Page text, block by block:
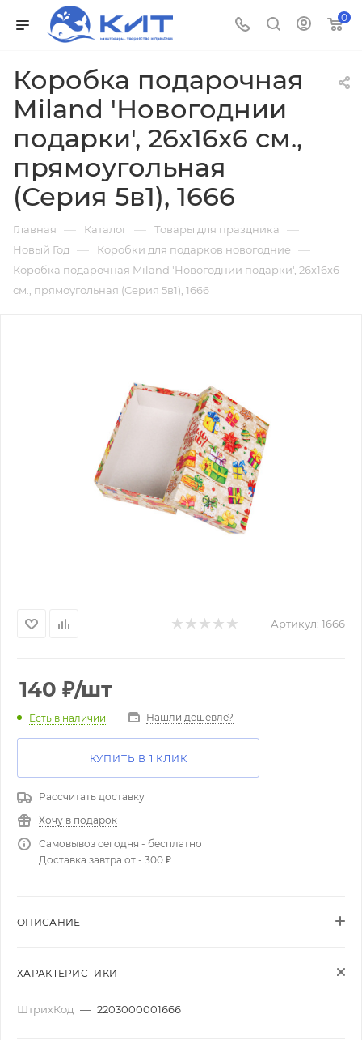
0
Коробка подарочная
Miland 'Новогоднии
подарки', 26х16х6 см.,
прямоугольная
(Серия 5в1), 1666
Главная — Каталог — Товары для праздника —
Новый Год — Коробки для подарков новогодние —
Коробка подарочная Miland 'Новогоднии подарки', 26х16х6
см., прямоугольная (Серия 5в1), 1666
Артикул: 1666
140 ₽/шт
Есть в наличии Нашли дешевле?
КУПИТЬ В 1 КЛИК
Рассчитать доставку
Хочу в подарок
Самовывоз сегодня - бесплатно
Доставка завтра от - 300 ₽
ОПИСАНИЕ
ХАРАКТЕРИСТИКИ
ШтрихКод — 2203000001666